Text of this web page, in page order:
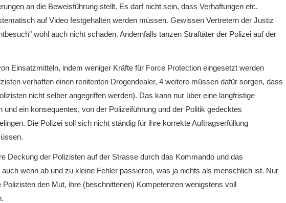
an die Beweisführung stellt. Es darf nicht sein, dass Verhaftungen etc.
auf Video festgehalten werden müssen. Gewissen Vertretern der Justiz
wohl auch nicht schaden. Andernfalls tanzen Straftäter der Polizei auf der
Einsatzmitteln, indem weniger Kräfte für Force Protection eingesetzt werden
verhaften einen renitenten Drogendealer, 4 weitere müssen dafür sorgen, dass
nicht selber angegriffen werden). Das kann nur über eine langfristige
und ein konsequentes, von der Polizeiführung und der Politik gedecktes
Die Polizei soll sich nicht ständig für ihre korrekte Auftragserfüllung
Deckung der Polizisten auf der Strasse durch das Kommando und das
auch wenn ab und zu kleine Fehler passieren, was ja nichts als menschlich ist. Nur
Polizisten den Mut, ihre (beschnittenen) Kompetenzen wenigstens voll